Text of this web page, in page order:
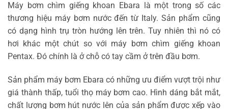
Máy bơm chìm giếng khoan Ebara là một trong số các
thương hiệu máy bơm nước đến từ Italy. Sản phẩm cũng
có dạng hình trụ tròn hướng lên trên. Tuy nhiên thì nó có
hơi khác một chút so với máy bơm chìm giếng khoan
Pentax. Đó chính là ở chỗ có tay cầm ở trên đầu bơm.
Sản phẩm máy bơm Ebara có những ưu điểm vượt trội như
giá thành thấp, tuổi thọ máy bơm cao. Hình dáng bắt mắt,
chất lượng bơm hút nước lên của sản phẩm được xếp vào